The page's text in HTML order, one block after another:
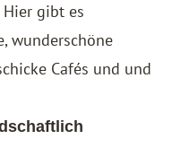
gibt es
wunderschöne
Cafés und und